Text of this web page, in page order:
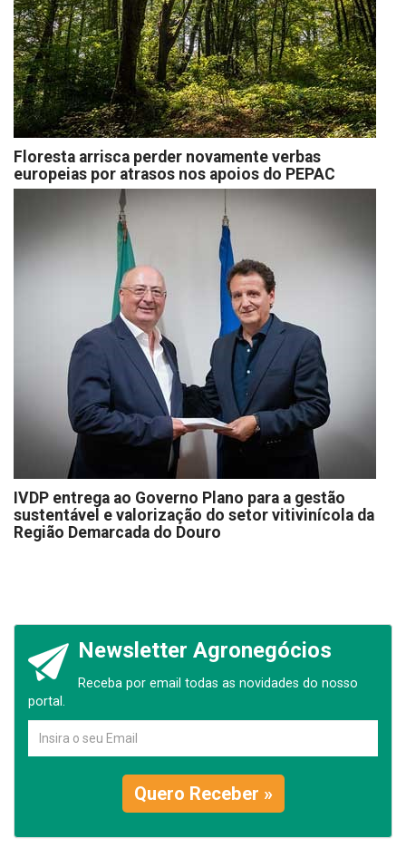
Floresta arrisca perder novamente verbas
europeias por atrasos nos apoios do PEPAC
IVDP entrega ao Governo Plano para a gestão
sustentável e valorização do setor vitivinícola da
Região Demarcada do Douro
Newsletter Agronegócios
Receba por email todas as novidades do nosso
portal.
Quero Receber »